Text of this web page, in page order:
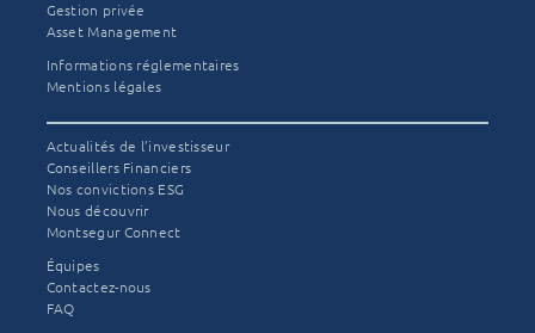
Gestion privée
Asset Management
Informations réglementaires
Mentions légales
Actualités de l’investisseur
Conseillers Financiers
Nos convictions ESG
Nous découvrir
Montsegur Connect
Équipes
Contactez-nous
FAQ